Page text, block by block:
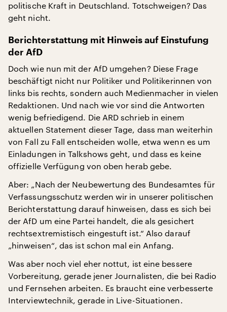
politische Kraft in Deutschland. Totschweigen? Das
geht nicht.
Berichterstattung mit Hinweis auf Einstufung
der AfD
Doch wie nun mit der AfD umgehen? Diese Frage
beschäftigt nicht nur Politiker und Politikerinnen von
links bis rechts, sondern auch Medienmacher in vielen
Redaktionen. Und nach wie vor sind die Antworten
wenig befriedigend. Die ARD schrieb in einem
aktuellen Statement dieser Tage, dass man weiterhin
von Fall zu Fall entscheiden wolle, etwa wenn es um
Einladungen in Talkshows geht, und dass es keine
offizielle Verfügung von oben herab gebe.
Aber: „Nach der Neubewertung des Bundesamtes für
Verfassungsschutz werden wir in unserer politischen
Berichterstattung darauf hinweisen, dass es sich bei
der AfD um eine Partei handelt, die als gesichert
rechtsextremistisch eingestuft ist.“ Also darauf
„hinweisen“, das ist schon mal ein Anfang.
Was aber noch viel eher nottut, ist eine bessere
Vorbereitung, gerade jener Journalisten, die bei Radio
und Fernsehen arbeiten. Es braucht eine verbesserte
Interviewtechnik, gerade in Live-Situationen.